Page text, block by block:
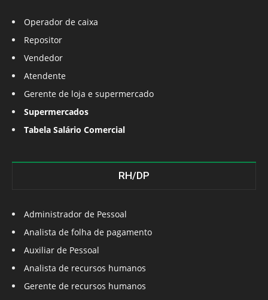
Operador de caixa
Repositor
Vendedor
Atendente
Gerente de loja e supermercado
Supermercados
Tabela Salário Comercial
RH/DP
Administrador de Pessoal
Analista de folha de pagamento
Auxiliar de Pessoal
Analista de recursos humanos
Gerente de recursos humanos